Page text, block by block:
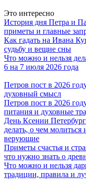
Это интересно
История дня Петра и
приметы и главные
Как гадать на Ивана
судьбу и вещие сны
Что можно и нельзя
6 на 7 июля 2026 года
Петров пост в 2026
духовный смысл
Петров пост в 2026
питания и духовные
День Ксении
делать, о чем
верующие
Приметы счастья и
что нужно знать о
Что можно и нельзя
традиции, правила и